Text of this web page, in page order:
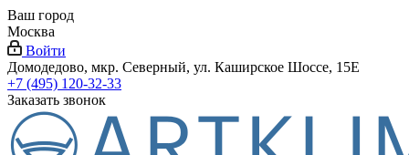
Ваш город
Москва
Войти
Домодедово, мкр. Северный, ул. Каширское Шоссе, 15Е
+7 (495) 120-32-33
Заказать звонок